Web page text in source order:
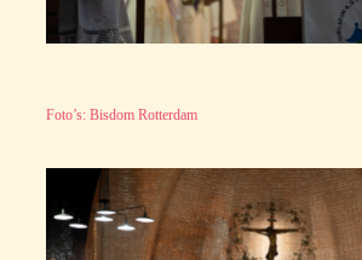
Foto’s: Bisdom Rotterdam